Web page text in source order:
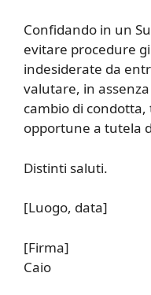
Confidando in un
evitare procedure
indesiderate da
valutare, in
cambio di
opportune a tutela
Distinti saluti.
[Luogo, data]
[Firma]
Caio